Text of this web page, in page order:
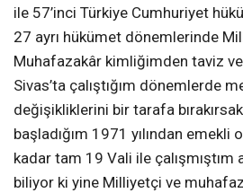
ile 57’inci Türkiye Cumhuriyet
27 ayrı hükümet dönemlerinde
Muhafazakâr kimliğimden taviz
Sivas’ta çalıştığım dönemlerde
değişikliklerini bir tarafa
başladığım 1971 yılından emekli
kadar tam 19 Vali ile çalışmıştım
biliyor ki yine Milliyetçi ve